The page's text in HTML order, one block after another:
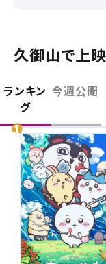
上映スケジュ
その他の劇場を選ぶ
無料のワタシアタ
予約を確認
チケットの予約状
下記リンクよりご
北海道
東北
関東
北越
中部
久御山で上
ランキン
グ
今週公開
劇場を変更すると
変更しないで続
上映日を変更する
変更しないで続